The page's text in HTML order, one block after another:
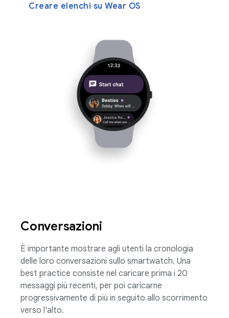
Creare elenchi su Wear OS
Conversazioni
È importante mostrare agli utenti la cronologia
delle loro conversazioni sullo smartwatch. Una
best practice consiste nel caricare prima i 20
messaggi più recenti, per poi caricarne
progressivamente di più in seguito allo scorrimento
verso l'alto.